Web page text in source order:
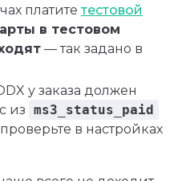
платитетестовой
в тестовом
— так задано в
у заказа должен
из ms3_status_paid
в настройках